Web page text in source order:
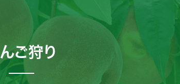
ご狩り